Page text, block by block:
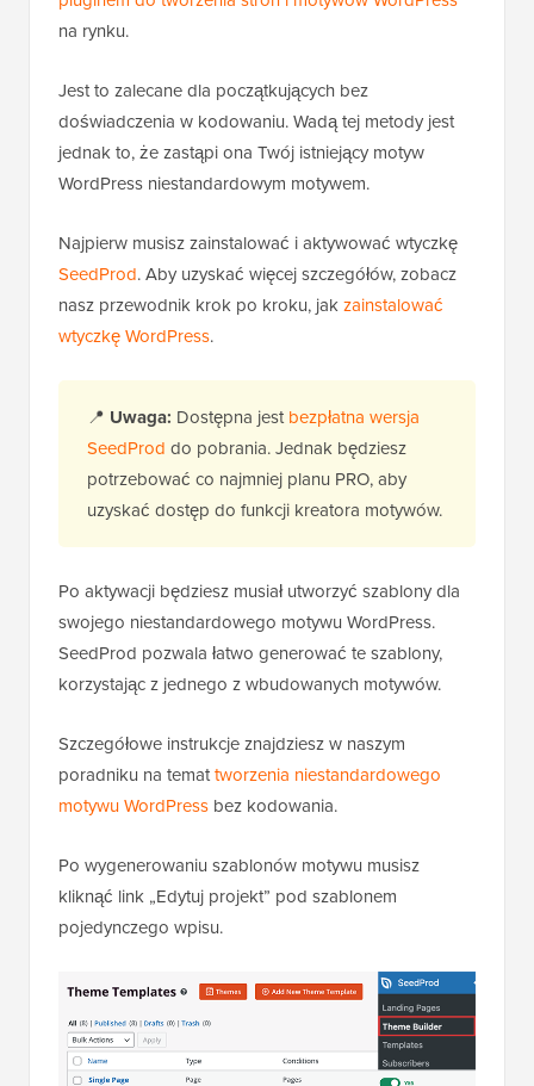
na rynku.
Jest to zalecane dla początkujących bez
doświadczenia w kodowaniu. Wadą tej metody jest
jednak to, że zastąpi ona Twój istniejący motyw
WordPress niestandardowym motywem.
Najpierw musisz zainstalować i aktywować wtyczkę
SeedProd. Aby uzyskać więcej szczegółów, zobacz
nasz przewodnik krok po kroku, jakzainstalować
wtyczkę WordPress.
📍 Uwaga: Dostępna jestbezpłatna wersja
SeedProd do pobrania. Jednak będziesz
potrzebować co najmniej planu PRO, aby
uzyskać dostęp do funkcji kreatora motywów.
Po aktywacji będziesz musiał utworzyć szablony dla
swojego niestandardowego motywu WordPress.
SeedProd pozwala łatwo generować te szablony,
korzystając z jednego z wbudowanych motywów.
Szczegółowe instrukcje znajdziesz w naszym
poradniku na temattworzenia niestandardowego
motywu WordPress bez kodowania.
Po wygenerowaniu szablonów motywu musisz
kliknąć link „Edytuj projekt” pod szablonem
pojedynczego wpisu.